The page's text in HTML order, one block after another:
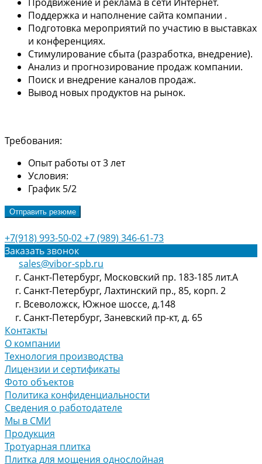
Поддержка и наполнение сайта компании .
Подготовка мероприятий по участию в выставках
и конференциях.
Стимулирование сбыта (разработка, внедрение).
Анализ и прогнозирование продаж компании.
Поиск и внедрение каналов продаж.
Вывод новых продуктов на рынок.
Требования:
Опыт работы от 3 лет
Условия:
График 5/2
Отправить резюме
+7(918) 993-50-02+7 (989) 346-61-73
Заказать звонок
sales@vibor-spb.ru
г. Санкт-Петербург, Московский пр. 183-185 лит.А
г. Санкт-Петербург, Лахтинский пр., 85, корп. 2
г. Всеволожск, Южное шоссе, д.148
г. Санкт-Петербург, Заневский пр-кт, д. 65
Контакты
О компании
Технология производства
Лицензии и сертификаты
Фото объектов
Политика конфиденциальности
Сведения о работодателе
Мы в СМИ
Продукция
Тротуарная плитка
Плитка для мощения однослойная